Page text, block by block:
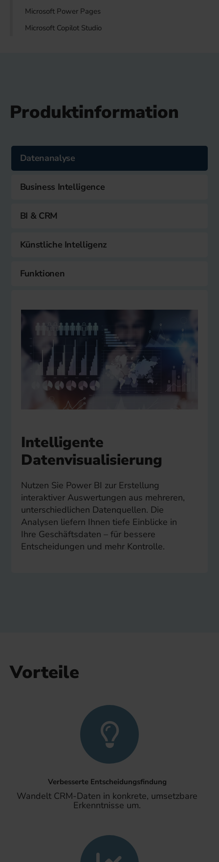
Microsoft Power Pages
Microsoft Copilot Studio
Produktinformation
Datenanalyse
Business Intelligence
BI & CRM
Künstliche Intelligenz
Funktionen
Intelligente
Datenvisualisierung
Nutzen Sie Power BI zur Erstellung
interaktiver Auswertungen aus mehreren,
unterschiedlichen Datenquellen. Die
Analysen liefern Ihnen tiefe Einblicke in
Ihre Geschäftsdaten – für bessere
Entscheidungen und mehr Kontrolle.
Vorteile
Verbesserte Entscheidungsfindung
Wandelt CRM-Daten in konkrete, umsetzbare
Erkenntnisse um.